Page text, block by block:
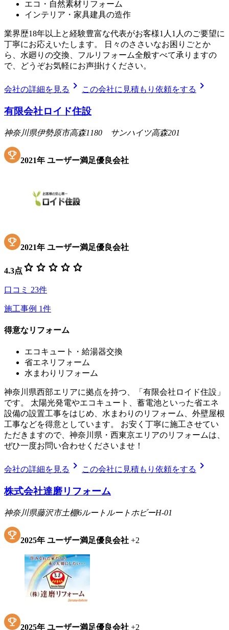
エコ・自然素材リフォーム
インテリア・家具建具の造作
業界歴18年以上と経験豊富な代表がお客様1人1人のご要望に
丁寧にお応えいたします。 日々のささいなお困りごとか
ら、水廻りの交換、フルリフォーム全般すべて承りますの
で、どうぞお気軽にお声掛けください。
会社の詳細を見る chevron_right この会社に見積もり依頼をする chevron_right
有限会社ロイド住設
神奈川県伊勢原市高森1180 サンハイツ高森201
2021年 ユーザー満足優良会社
2021年 ユーザー満足優良会社
4.3点 star star star star star
口コミ 23件
施工事例 1件
得意なリフォーム
エコキュート・給湯器交換
省エネリフォーム
水まわりリフォーム
神奈川県西部エリアに拠点を持つ、「有限会社ロイド住設」
です。 太陽光発電やエコキュート、蓄電池といった省エネ
設備の設置工事をはじめ、水まわりのリフォーム、外壁屋根
工事などを得意としています。 お安く丁寧に施工させてい
ただきますので、神奈川県・西東京エリアのリフォームは、
ぜひ一度お問い合わせくださいませ！
会社の詳細を見る chevron_right この会社に見積もり依頼をする chevron_right
株式会社達磨リフォーム
神奈川県藤沢市土棚6ルートルートホビーH-01
2025年 ユーザー満足優良会社 +2
2025年 ユーザー満足優良会社 +2